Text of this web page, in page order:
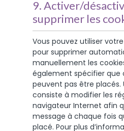
9. Activer/
supprimer les
Vous pouvez utiliser
pour supprimer
manuellement les
également spécifier que
peuvent pas être placés.
consiste à modifier les
navigateur Internet afin
message à chaque fois
placé. Pour plus